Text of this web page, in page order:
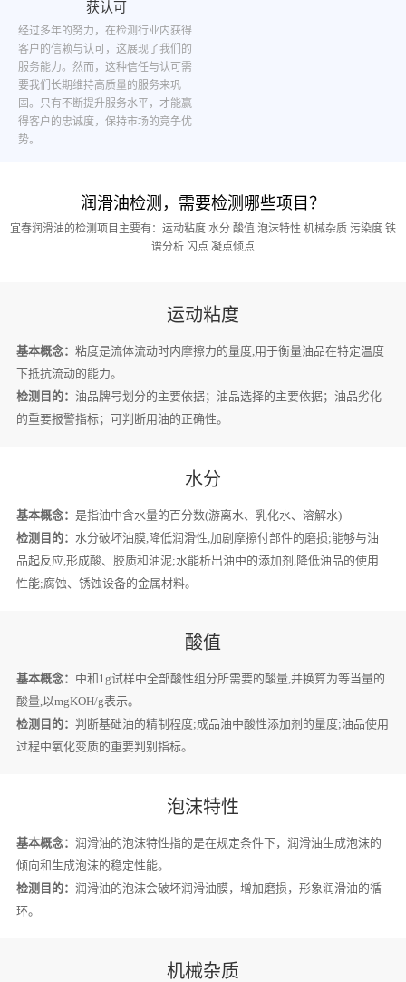
获认可
经过多年的努力，在检测行业内获得
客户的信赖与认可，这展现了我们的
服务能力。然而，这种信任与认可需
要我们长期维持高质量的服务来巩
固。只有不断提升服务水平，才能赢
得客户的忠诚度，保持市场的竞争优
势。
润滑油检测，需要检测哪些项目？
宜春润滑油的检测项目主要有：运动粘度 水分 酸值 泡沫特性 机械杂质 污染度 铁
谱分析 闪点 凝点倾点
运动粘度
基本概念： 粘度是流体流动时内摩擦力的量度,用于衡量油品在特定温度
下抵抗流动的能力。
检测目的： 油品牌号划分的主要依据；油品选择的主要依据；油品劣化
的重要报警指标；可判断用油的正确性。
水分
基本概念： 是指油中含水量的百分数(游离水、乳化水、溶解水)
检测目的： 水分破坏油膜,降低润滑性,加剧摩擦付部件的磨损;能够与油
品起反应,形成酸、胶质和油泥;水能析出油中的添加剂,降低油品的使用
性能;腐蚀、锈蚀设备的金属材料。
酸值
基本概念： 中和1g试样中全部酸性组分所需要的酸量,并换算为等当量的
酸量,以mgKOH/g表示。
检测目的： 判断基础油的精制程度;成品油中酸性添加剂的量度;油品使用
过程中氧化变质的重要判别指标。
泡沫特性
基本概念： 润滑油的泡沫特性指的是在规定条件下，润滑油生成泡沫的
倾向和生成泡沫的稳定性能。
检测目的： 润滑油的泡沫会破坏润滑油膜，增加磨损，形象润滑油的循
环。
机械杂质